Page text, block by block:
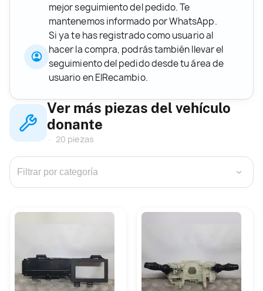
mejor seguimiento del pedido. Te
mantenemos informado por WhatsApp.
Si ya te has registrado como usuario al
hacer la compra, podrás también llevar el
seguimiento del pedido desde tu área de
usuario en ElRecambio.
Ver más piezas del vehículo
donante
20 piezas
›